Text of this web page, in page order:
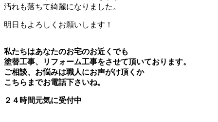
汚れも落ちて綺麗になりました。
明日もよろしくお願いします！
私たちはあなたのお宅のお近くでも
塗替工事、リフォーム工事をさせて頂いております。
ご相談、お悩みは職人にお声がけ頂くか
こちらまでお電話下さいね。
２４時間元気に受付中